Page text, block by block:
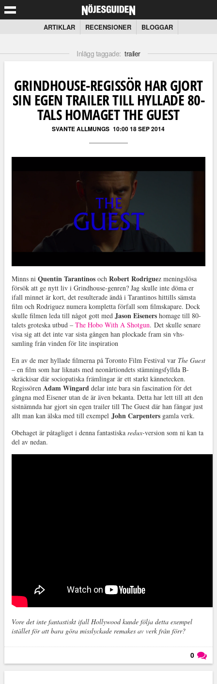
ARTIKLAR RECENSIONER BLOGGAR
Inlägg taggade: trailer
GRINDHOUSE-REGISSÖR HAR GJORT
SIN EGEN TRAILER TILL HYLLADE 80-
TALS HOMAGET THE GUEST
SVANTE ALLMUNGS 10:00 18 SEP 2014
Minns ni Quentin Tarantinosoch Robert Rodriguez meningslösa
försök att ge nytt liv i Grindhouse-genren? Jag skulle inte döma er
ifall minnet är kort, det resulterade ändå i Tarantinos hittills sämsta
film och Rodriguez numera kompletta förfall som filmskapare. Dock
skulle filmen leda till något gott med Jason Eisenershomage till 80-
talets groteska utbud – The Hobo With A Shotgun. Det skulle senare
visa sig att det inte var sista gången han plockade fram sin vhs-
samling från vinden för lite inspiration
En av de mer hyllade filmerna på Toronto Film Festival var The Guest
– en film som har liknats med neonårtiondets stämningsfyllda B-
skräckisar där sociopatiska främlingar är ett starkt kännetecken.
Regissören Adam Wingarddelar inte bara sin fascination för det
gångna med Eisener utan de är även bekanta. Detta har lett till att den
sistnämnda har gjort sin egen trailer till The Guest där han fångar just
allt man kan älska med till exempel John Carpentersgamla verk.
Obehaget är påtagliget i denna fantastiska redux-version som ni kan ta
del av nedan.
Vore det inte fantastiskt ifall Hollywood kunde följa detta exempel
istället för att bara göra misslyckade remakes av verk från förr?
0